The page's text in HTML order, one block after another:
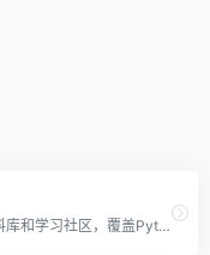
ShowMeAI是一个人工智能领域的资料库和学习社区，覆盖Python、数据科学、机器学习、深度学习、自然语言处理、计算机视觉等方向。为AI学习、求职、项目落地、业务探索等场景，提供了结构化路径和全套资料库。